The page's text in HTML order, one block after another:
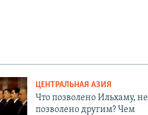
ЦЕНТРАЛЬНАЯ АЗИЯ
Что позволено Ильхаму, не
позволено другим? Чем